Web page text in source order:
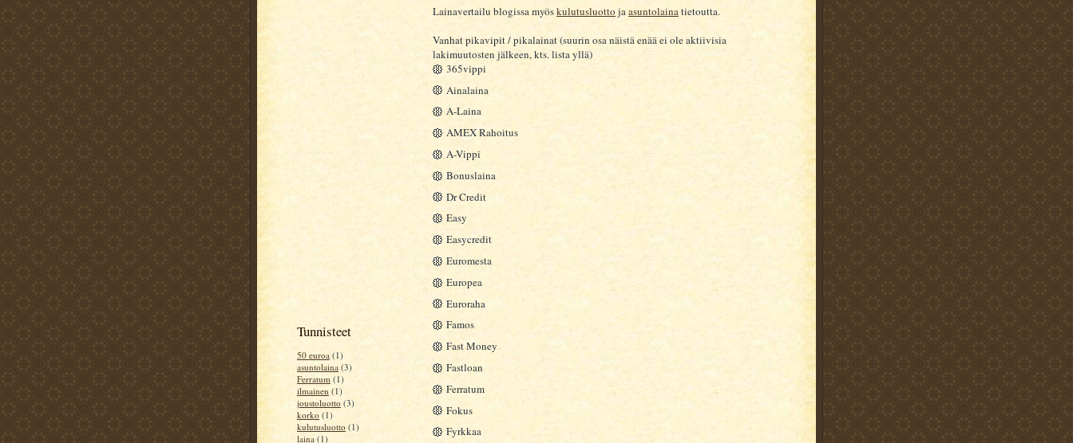
Tunnisteet
50 euroa (1)
asuntolaina (3)
Ferratum (1)
ilmainen (1)
joustoluotto (3)
korko (1)
kulutusluotto (1)
laina (1)
Lainavertailu blogissa myöskulutusluotto jaasuntolainatietoutta.
Vanhat pikavipit / pikalainat (suurin osa näistä enää ei ole aktiivisia
lakimuutosten jälkeen, kts. lista yllä)
365vippi
Ainalaina
A-Laina
AMEX Rahoitus
A-Vippi
Bonuslaina
Dr Credit
Easy
Easycredit
Euromesta
Europea
Euroraha
Famos
Fast Money
Fastloan
Ferratum
Fokus
Fyrkkaa